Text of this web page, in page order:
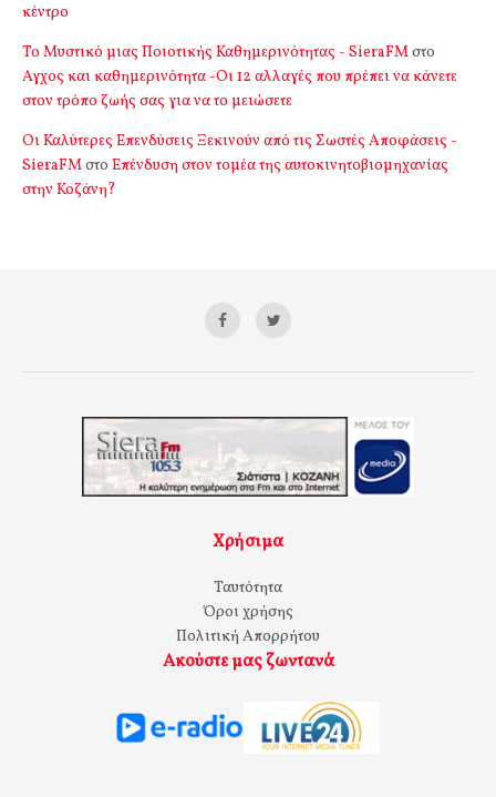
κέντρο
Το Μυστικό μιας Ποιοτικής Καθημερινότητας - SieraFMστο
Αγχος και καθημερινότητα -Οι 12 αλλαγές που πρέπει να κάνετε
στον τρόπο ζωής σας για να το μειώσετε
Οι Καλύτερες Επενδύσεις Ξεκινούν από τις Σωστές Αποφάσεις -
SieraFMστο Επένδυση στον τομέα της αυτοκινητοβιομηχανίας
στην Κοζάνη?
Χρήσιμα
Ταυτότητα
Όροι χρήσης
Πολιτική Απορρήτου
Ακούστε μας ζωντανά